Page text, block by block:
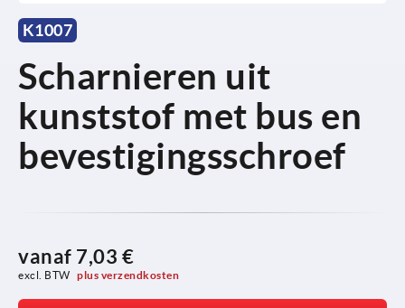
K1007
Scharnieren uit
kunststof met bus en
bevestigingsschroef
vanaf 7,03 €
excl. BTW plus verzendkosten